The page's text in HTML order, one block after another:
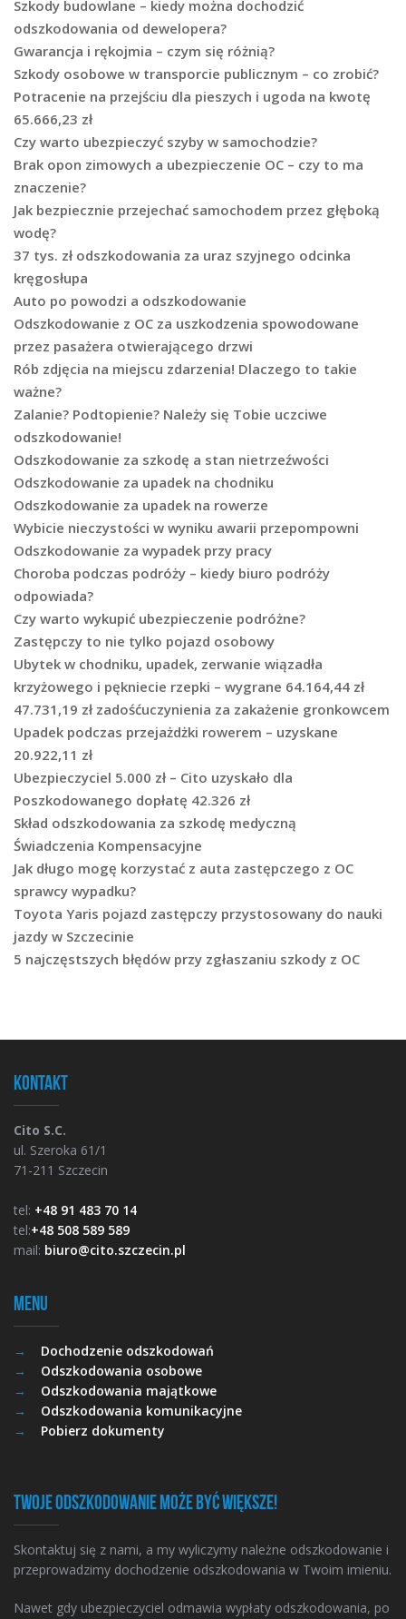
Szkody budowlane – kiedy można dochodzić
odszkodowania od dewelopera?
Gwarancja i rękojmia – czym się różnią?
Szkody osobowe w transporcie publicznym – co zrobić?
Potracenie na przejściu dla pieszych i ugoda na kwotę
65.666,23 zł
Czy warto ubezpieczyć szyby w samochodzie?
Brak opon zimowych a ubezpieczenie OC – czy to ma
znaczenie?
Jak bezpiecznie przejechać samochodem przez głęboką
wodę?
37 tys. zł odszkodowania za uraz szyjnego odcinka
kręgosłupa
Auto po powodzi a odszkodowanie
Odszkodowanie z OC za uszkodzenia spowodowane
przez pasażera otwierającego drzwi
Rób zdjęcia na miejscu zdarzenia! Dlaczego to takie
ważne?
Zalanie? Podtopienie? Należy się Tobie uczciwe
odszkodowanie!
Odszkodowanie za szkodę a stan nietrzeźwości
Odszkodowanie za upadek na chodniku
Odszkodowanie za upadek na rowerze
Wybicie nieczystości w wyniku awarii przepompowni
Odszkodowanie za wypadek przy pracy
Choroba podczas podróży – kiedy biuro podróży
odpowiada?
Czy warto wykupić ubezpieczenie podróżne?
Zastępczy to nie tylko pojazd osobowy
Ubytek w chodniku, upadek, zerwanie wiązadła
krzyżowego i pękniecie rzepki – wygrane 64.164,44 zł
47.731,19 zł zadośćuczynienia za zakażenie gronkowcem
Upadek podczas przejażdżki rowerem – uzyskane
20.922,11 zł
Ubezpieczyciel 5.000 zł – Cito uzyskało dla
Poszkodowanego dopłatę 42.326 zł
Skład odszkodowania za szkodę medyczną
Świadczenia Kompensacyjne
Jak długo mogę korzystać z auta zastępczego z OC
sprawcy wypadku?
Toyota Yaris pojazd zastępczy przystosowany do nauki
jazdy w Szczecinie
5 najczęstszych błędów przy zgłaszaniu szkody z OC
Kontakt
Cito S.C.
ul. Szeroka 61/1
71-211 Szczecin
tel: +48 91 483 70 14
tel:+48 508 589 589
mail: biuro@cito.szczecin.pl
Menu
Dochodzenie odszkodowań
Odszkodowania osobowe
Odszkodowania majątkowe
Odszkodowania komunikacyjne
Pobierz dokumenty
Twoje odszkodowanie może być większe!
Skontaktuj się z nami, a my wyliczymy należne odszkodowanie i
przeprowadzimy dochodzenie odszkodowania w Twoim imieniu.
Nawet gdy ubezpieczyciel odmawia wypłaty odszkodowania, po